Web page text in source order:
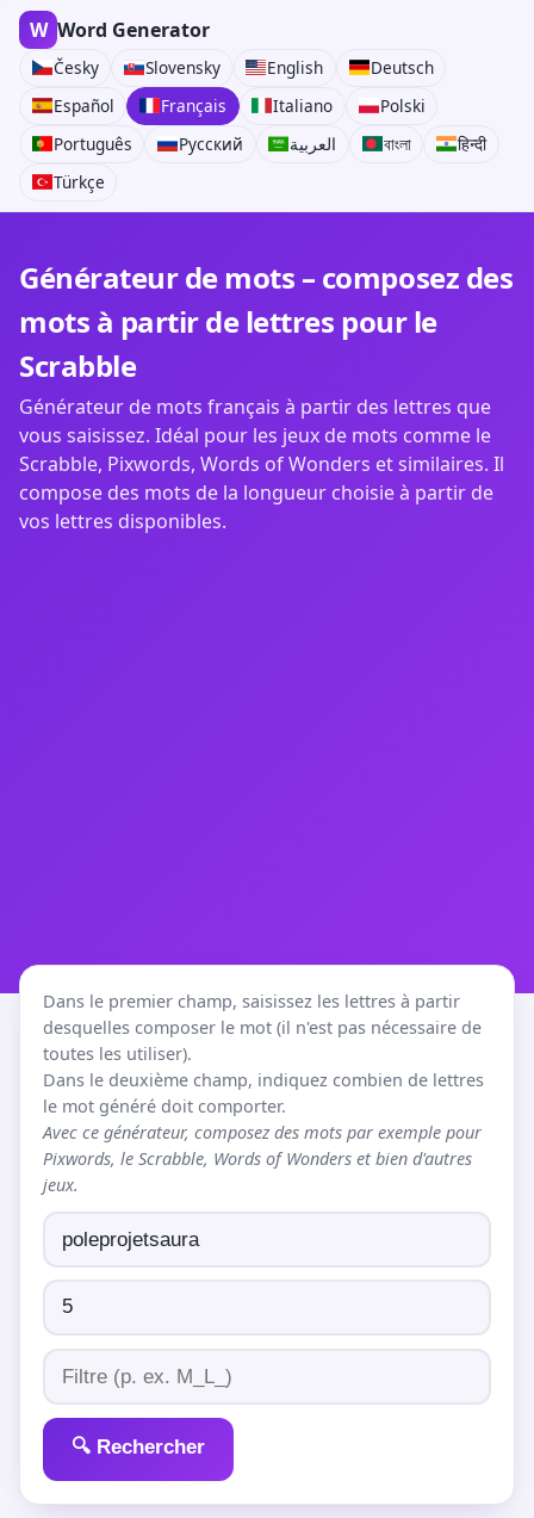
W Word Generator
Česky Slovensky English
Deutsch
Español
Français Italiano
Polski
Português
Русский العربية বাংলা
हिन्दी
Türkçe
Générateur de mots – composez des
mots à partir de lettres pour le
Scrabble
Générateur de mots français à partir des lettres que
vous saisissez. Idéal pour les jeux de mots comme le
Scrabble, Pixwords, Words of Wonders et similaires. Il
compose des mots de la longueur choisie à partir de
vos lettres disponibles.
Dans le premier champ, saisissez les lettres à partir
desquelles composer le mot (il n'est pas nécessaire de
toutes les utiliser).
Dans le deuxième champ, indiquez combien de lettres
le mot généré doit comporter.
Avec ce générateur, composez des mots par exemple pour
Pixwords, le Scrabble, Words of Wonders et bien d'autres
jeux.
🔍 Rechercher